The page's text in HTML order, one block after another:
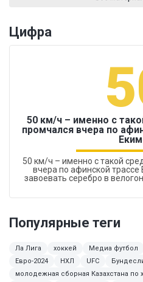
Цифра
50 км/ч – именно с
промчался вчера по
50 км/ч – именно с такой
вчера по афинской
завоевать серебро в
Популярные теги
Ла Лига хоккей Медиа футбол
Евро-2024
НХЛ UFC
молодежная сборная Казахстана по